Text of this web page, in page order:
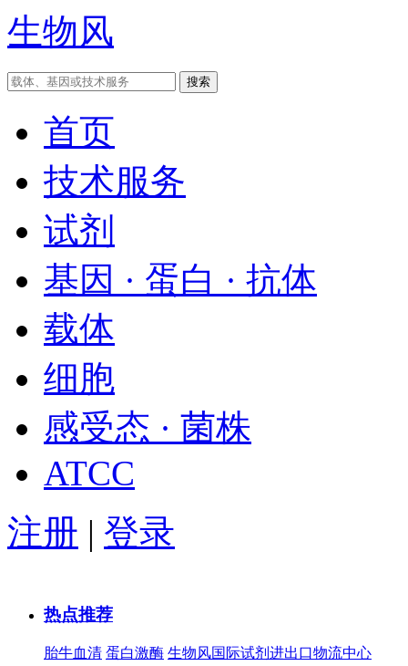
生物风
首页
技术服务
试剂
基因 · 蛋白 · 抗体
载体
细胞
感受态 · 菌株
ATCC
注册 | 登录
热点推荐
胎牛血清 蛋白激酶 生物风国际试剂进出口物流中心